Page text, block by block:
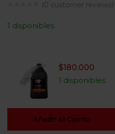
(0 customer reviews)
1 disponibles
$180.000
1 disponibles
Añadir Al Carrito